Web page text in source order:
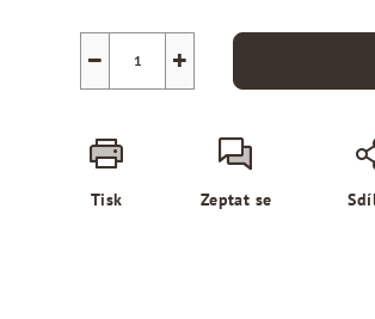
+
−
Tisk Zeptat se